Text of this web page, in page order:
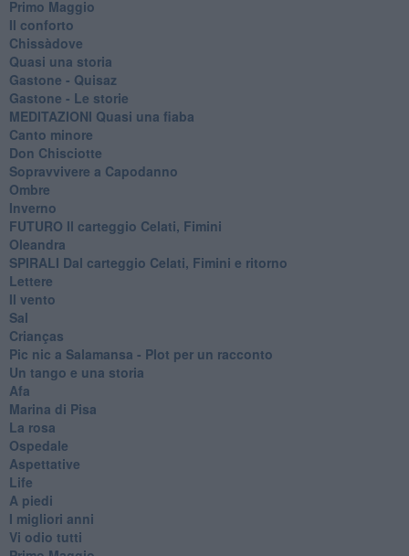
Primo Maggio
Il conforto
Chissàdove
Quasi una storia
Gastone - Quisaz
Gastone - Le storie
MEDITAZIONI Quasi una fiaba
Canto minore
Don Chisciotte
Sopravvivere a Capodanno
Ombre
Inverno
FUTURO Il carteggio Celati, Fimini
Oleandra
SPIRALI Dal carteggio Celati, Fimini e ritorno
Lettere
Il vento
Sal
Crianças
Pic nic a Salamansa - Plot per un racconto
Un tango e una storia
Afa
Marina di Pisa
La rosa
Ospedale
Aspettative
Life
A piedi
I migliori anni
Vi odio tutti